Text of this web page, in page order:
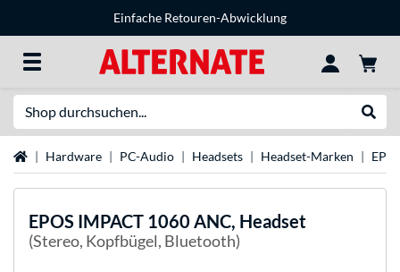
Einfache Retouren-Abwicklung
StartseiteHardware PC-Audio Headsets Headset-Marken
EPOS IMPACT 1060 ANC, Headset
(Stereo, Kopfbügel, Bluetooth)